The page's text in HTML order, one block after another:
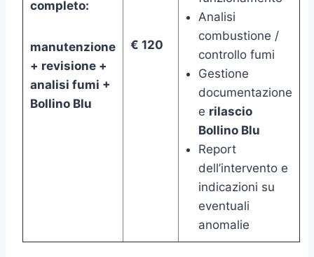
completo:
manutenzione
+ revisione +
analisi fumi +
Bollino Blu
€ 120
Analisi
combustione /
controllo fumi
Gestione
documentazione
e rilascio
Bollino Blu
Report
dell’intervento e
indicazioni su
eventuali
anomalie